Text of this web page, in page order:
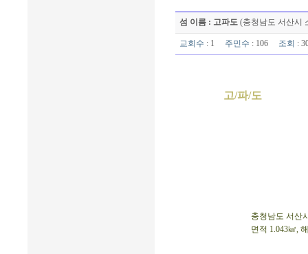
섬 이름 : 고파도 (충청남도 서산시
교회수 : 1 주민수 : 106 조회 :
고/파/도
충청남도 서산
면적 1.043㎢,